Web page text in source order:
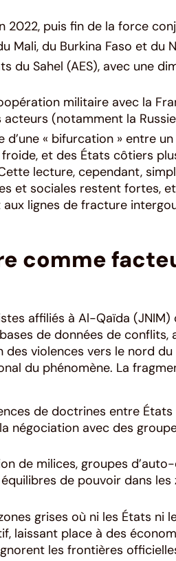
2022, puis fin de la force
Mali, du Burkina Faso et du
du Sahel (AES), avec une
militaire avec la
(notamment la
d’une « bifurcation » entre
et des États côtiers
lecture, cependant,
et sociales restent fortes,
lignes de fracture
comme
affiliés à Al-Qaïda (JNIM)
de données de conflits,
des violences vers le nord
du phénomène. La
de doctrines entre
négociation avec des
de milices, groupes
de pouvoir dans
grises où ni les États ni
laissant place à des
les frontières